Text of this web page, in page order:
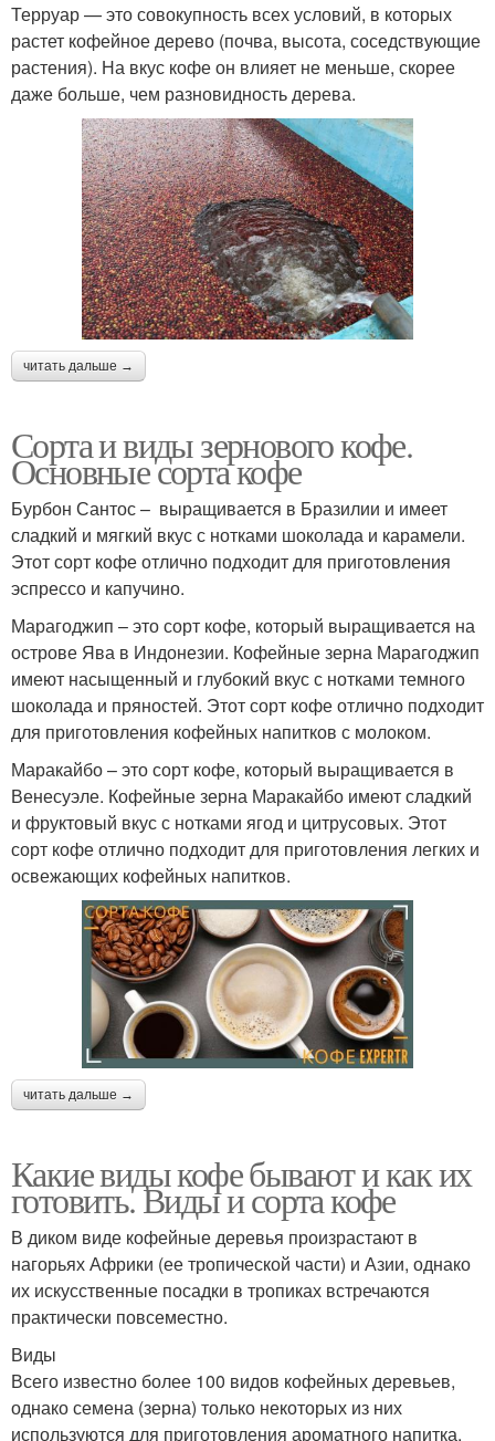
Терруар — это совокупность всех условий, в которых
растет кофейное дерево (почва, высота, соседствующие
растения). На вкус кофе он влияет не меньше, скорее
даже больше, чем разновидность дерева.
читать дальше →
Сорта и виды зернового кофе.
Основные сорта кофе
Бурбон Сантос – выращивается в Бразилии и имеет
сладкий и мягкий вкус с нотками шоколада и карамели.
Этот сорт кофе отлично подходит для приготовления
эспрессо и капучино.
Марагоджип – это сорт кофе, который выращивается на
острове Ява в Индонезии. Кофейные зерна Марагоджип
имеют насыщенный и глубокий вкус с нотками темного
шоколада и пряностей. Этот сорт кофе отлично подходит
для приготовления кофейных напитков с молоком.
Маракайбо – это сорт кофе, который выращивается в
Венесуэле. Кофейные зерна Маракайбо имеют сладкий
и фруктовый вкус с нотками ягод и цитрусовых. Этот
сорт кофе отлично подходит для приготовления легких и
освежающих кофейных напитков.
читать дальше →
Какие виды кофе бывают и как их
готовить. Виды и сорта кофе
В диком виде кофейные деревья произрастают в
нагорьях Африки (ее тропической части) и Азии, однако
их искусственные посадки в тропиках встречаются
практически повсеместно.
Виды
Всего известно более 100 видов кофейных деревьев,
однако семена (зерна) только некоторых из них
используются для приготовления ароматного напитка.